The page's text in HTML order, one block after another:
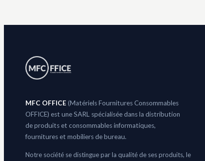
MFC OFFICE (Matériels Fournitures Consommables
OFFICE) est une SARL spécialisée dans la distribution
de produits et consommables informatiques,
fournitures et mobiliers de bureau.
Notre société se distingue par la qualité de ses produits, le